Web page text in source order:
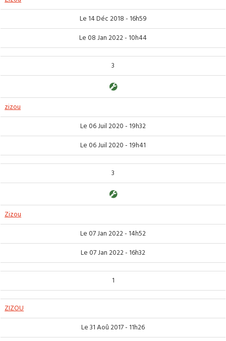
Le 14 Déc 2018 - 16h59
Le 08 Jan 2022 - 10h44
3
zizou
Le 06 Juil 2020 - 19h32
Le 06 Juil 2020 - 19h41
3
Zizou
Le 07 Jan 2022 - 14h52
Le 07 Jan 2022 - 16h32
1
ZIZOU
Le 31 Aoû 2017 - 11h26